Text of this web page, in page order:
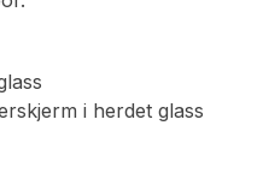
i herdet glass